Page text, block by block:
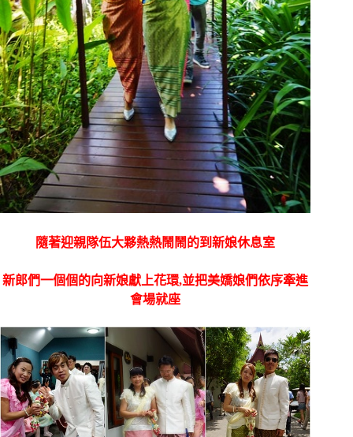
隨著迎親隊伍大夥熱熱鬧鬧的到新娘休息室
新郎們一個個的向新娘獻上花環,並把美嬌娘們依序牽進
會場就座